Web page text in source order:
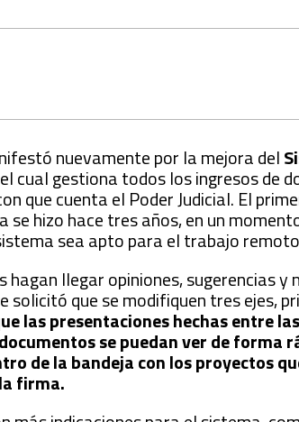
nuevamente por la mejora del
el cual gestiona todos los ingresos de
que cuenta el Poder Judicial. El
hizo hace tres años, en un
sea apto para el trabajo
llegar opiniones, sugerencias y
solicitó que se modifiquen tres ejes,
las presentaciones hechas entre
se puedan ver de forma
de la bandeja con los proyectos
firma.